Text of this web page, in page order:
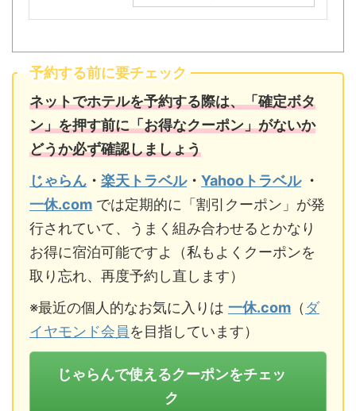
予約する前に要チェック
ネットでホテルを予約する際は、「確定ボタ
ン」を押す前に「お得なクーポン」がないか
どうか必ず確認しましょう
じゃらん ・ 楽天トラベル・ Yahooトラベル・
一休.com では定期的に「割引クーポン」が発
行されていて、うまく組み合わせるとかなり
お得に宿泊可能ですよ（私もよくクーポンを
取り忘れ、再度予約し直します）
※最近の個人的なお気に入りは 一休.com （ ダ
イヤモンド会員を目指しています）
じゃらんで使えるクーポンをチェッ
ク